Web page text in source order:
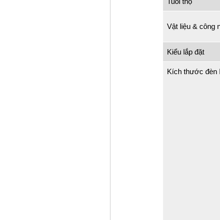
Vật liệu & công
Kiểu lắp đặt
Kích thước đèn